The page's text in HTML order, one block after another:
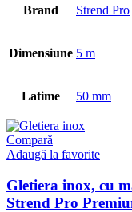
Brand Strend Pro
Dimensiune 5 m
Latime 50 mm
Compară
Adaugă la favorite
Gletiera inox, cu
Strend Pro